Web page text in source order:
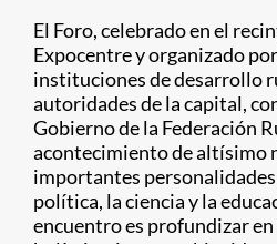
El Foro, celebrado en el
Expocentre y organizado
instituciones de desarrollo
autoridades de la capital,
Gobierno de la Federación
acontecimiento de altísimo
importantes personalidades
política, la ciencia y la
encuentro es profundizar